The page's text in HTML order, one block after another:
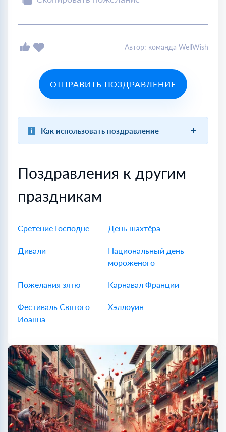
Автор: команда WellWish
ОТПРАВИТЬ ПОЗДРАВЛЕНИЕ
Как использовать поздравление
Поздравления к другим
праздникам
Сретение Господне День шахтёра
Дивали
Национальный день
мороженого
Пожелания зятю Карнавал Франции
Фестиваль Святого
Иоанна
Хэллоуин